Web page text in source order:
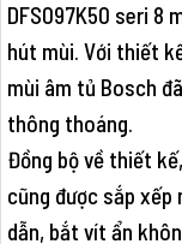
DFS097K50 seri 8
hút mùi. Với thiết
mùi âm tủ Bosch
thông thoáng.
Đồng bộ về thiết
cũng được sắp
dẫn, bắt vít ẩn